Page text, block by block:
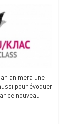
animera une
pour évoquer
ce nouveau